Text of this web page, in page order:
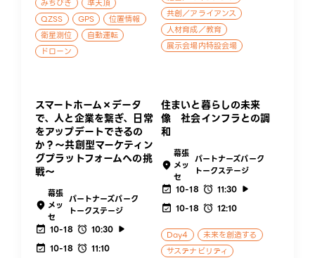
みちびき
準天頂
QZSS
GPS
位置情報
衛星測位
自動運転
ドローン
共創／アライアンス
人材育成／教育
展示会場内特設会場
スマートホーム×データ
で、人と企業を繋ぎ、日常
をアップデートできるの
か？～共創型マーケティン
グプラットフォームへの挑
戦～
幕張
メッ
セ
パートナーズパーク
トークステージ
10-18
10:30
10-18
11:10
住まいと暮らしの未来
像 社会インフラとの調
和
幕張
メッ
セ
パートナーズパーク
トークステージ
10-18
11:30
10-18
12:10
Day4
未来を創造する
サステナビリティ